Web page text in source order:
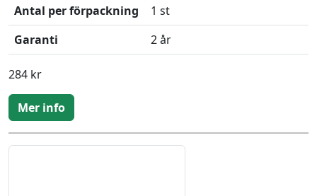
Antal per förpackning
1 st
Garanti
2 år
284 kr
Mer info